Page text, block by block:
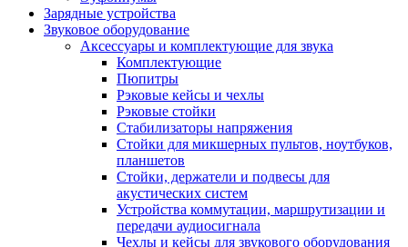
Зарядные устройства
Звуковое оборудование
Аксессуары и комплектующие для звука
Комплектующие
Пюпитры
Рэковые кейсы и чехлы
Рэковые стойки
Стабилизаторы напряжения
Стойки для микшерных пультов, ноутбуков,
планшетов
Стойки, держатели и подвесы для
акустических систем
Устройства коммутации, маршрутизации и
передачи аудиосигнала
Чехлы и кейсы для звукового оборудования